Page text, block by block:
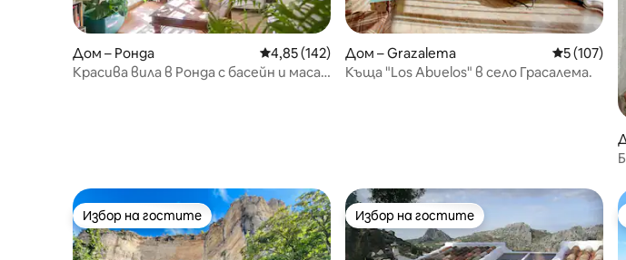
Дом – Ронда Средна оценка: 4,85 от 5, 142 отзива
4,85 (142)
Красива вила в Ронда с басейн и маса
Дом – Grazalema Средна
5 (107)
Къща "Los Abuelos" в село Грасалема.
Избор на гостите
Избор на гостите Избор на гостите
Избор на гостите